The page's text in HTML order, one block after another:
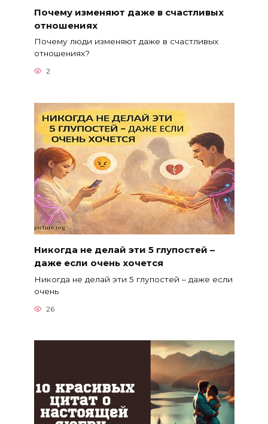
Почему изменяют даже в счастливых
отношениях
Почему люди изменяют даже в счастливых
отношениях?
2
Никогда не делай эти 5 глупостей –
даже если очень хочется
Никогда не делай эти 5 глупостей – даже если
очень
26